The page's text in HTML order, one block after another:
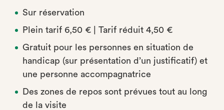
Sur réservation
Plein tarif 6,50 € | Tarif réduit 4,50 €
Gratuit pour les personnes en situation de
handicap (sur présentation d’un justificatif) et
une personne accompagnatrice
Des zones de repos sont prévues tout au long
de la visite